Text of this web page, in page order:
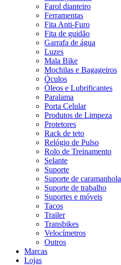
Farol dianteiro
Ferramentas
Fita Anti-Furo
Fita de guidão
Garrafa de água
Luzes
Mala Bike
Mochilas e Bagageiros
Óculos
Óleos e Lubrificantes
Paralama
Porta Celular
Produtos de Limpeza
Protetores
Rack de teto
Relógio de Pulso
Rolo de Treinamento
Selante
Suporte
Suporte de caramanhola
Suporte de trabalho
Suportes e móveis
Tacos
Trailer
Transbikes
Velocímetros
Outros
Marcas
Lojas